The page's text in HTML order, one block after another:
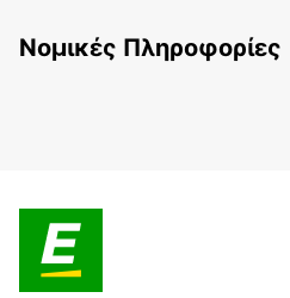
Nομικές Πληροφορίες